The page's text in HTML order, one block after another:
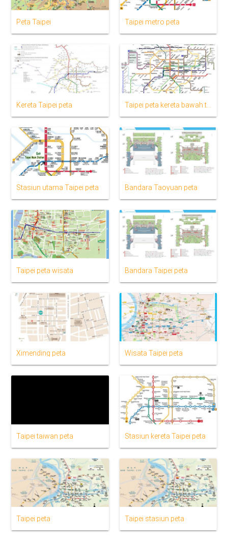
Peta Taipei Taipei metro peta
Kereta Taipei peta Taipei peta kereta bawah tanah
Stasiun utama Taipei peta Bandara Taoyuan peta
Taipei peta wisata Bandara Taipei peta
Ximending peta Wisata Taipei peta
Taipei taiwan peta Stasiun kereta Taipei peta
Taipei peta Taipei stasiun peta